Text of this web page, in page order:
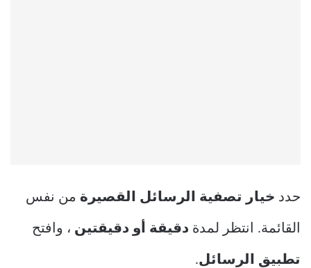
حدد خيار تصفية الرسائل القصيرة من نفس
القائمة. انتظر لمدة دقيقة أو دقيقتين ، وافتح
تطبيق الرسائل.